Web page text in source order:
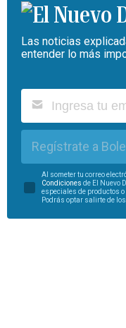
Las noticias
entender lo más
Regístrate a
Al someter tu correo
Condiciones de El Nuevo
especiales de productos
Podrás optar salirte de